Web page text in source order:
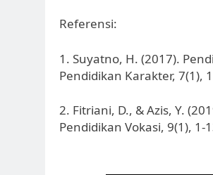
Referensi:
1. Suyatno, H. (2017).
Pendidikan Karakter, 7(1),
2. Fitriani, D., & Azis, Y.
Pendidikan Vokasi, 9(1), 1-